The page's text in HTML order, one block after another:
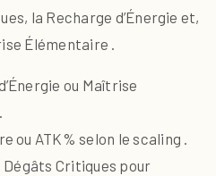
la Recharge d’Énergie et,
Élémentaire .
ou Maîtrise
ou ATK% selon le scaling .
Dégâts Critiques pour